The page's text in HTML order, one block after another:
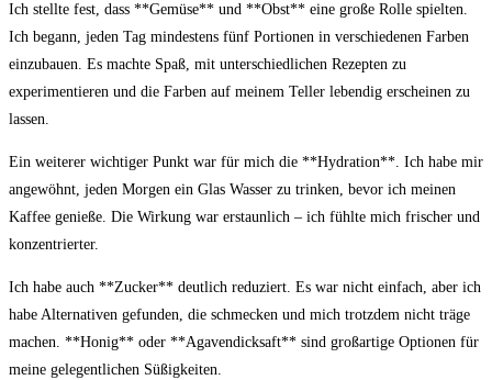
Ich stellte fest, dass **Gemüse** und **Obst** eine große Rolle spielten.
Ich begann, jeden Tag mindestens fünf Portionen in verschiedenen Farben
‍einzubauen. Es machte Spaß, mit ​unterschiedlichen Rezepten zu
experimentieren und ⁤die Farben auf meinem‍ Teller lebendig erscheinen zu
lassen.
Ein ⁢weiterer ‌wichtiger Punkt war für mich die **Hydration**. Ich habe mir
angewöhnt, jeden Morgen ein‌ Glas Wasser zu trinken, bevor ich meinen
Kaffee genieße. Die Wirkung war⁢ erstaunlich – ich fühlte mich frischer⁢ und
‌konzentrierter.
Ich habe auch **Zucker** deutlich reduziert. Es war‌ nicht einfach, aber ‌ich
habe Alternativen gefunden, die schmecken⁤ und mich ‍trotzdem nicht träge
machen. **Honig** oder **Agavendicksaft** sind großartige Optionen für
meine gelegentlichen‍ Süßigkeiten.